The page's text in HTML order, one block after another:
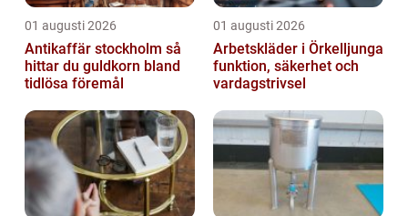
01 augusti 2026
Antikaffär stockholm så
hittar du guldkorn bland
tidlösa föremål
01 augusti 2026
Arbetskläder i Örkelljunga
funktion, säkerhet och
vardagstrivsel